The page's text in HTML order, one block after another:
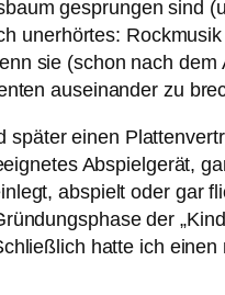
gesprungen sind
unerhörtes:
sie (schon nach
auseinander zu
einen
Abspielgerät,
abspielt oder gar
der
hatte ich